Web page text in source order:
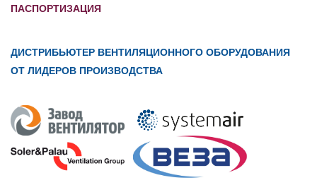
ПАСПОРТИЗАЦИЯ
ДИСТРИБЬЮТЕР ВЕНТИЛЯЦИОННОГО ОБОРУДОВАНИЯ
ОТ ЛИДЕРОВ ПРОИЗВОДСТВА